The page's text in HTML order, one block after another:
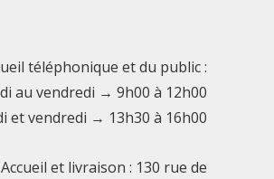
téléphonique et du public :
au vendredi → 9h00 à 12h00
et vendredi → 13h30 à 16h00
Accueil et livraison : 130 rue de